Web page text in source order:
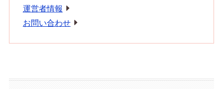
運営者情報
お問い合わせ